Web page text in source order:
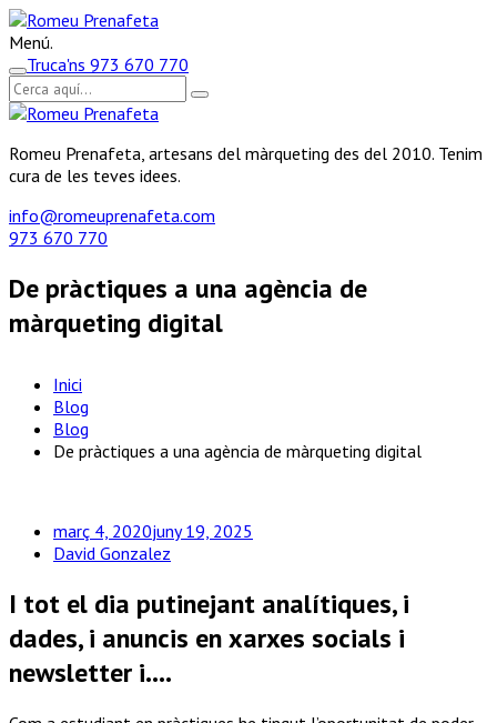
Menú.
Truca'ns 973 670 770
Romeu Prenafeta, artesans del màrqueting des del 2010. Tenim
cura de les teves idees.
info@romeuprenafeta.com
973 670 770
De pràctiques a una agència de
màrqueting digital
Inici
Blog
Blog
De pràctiques a una agència de màrqueting digital
març 4, 2020juny 19, 2025
David Gonzalez
I tot el dia putinejant analítiques, i
dades, i anuncis en xarxes socials i
newsletter i….